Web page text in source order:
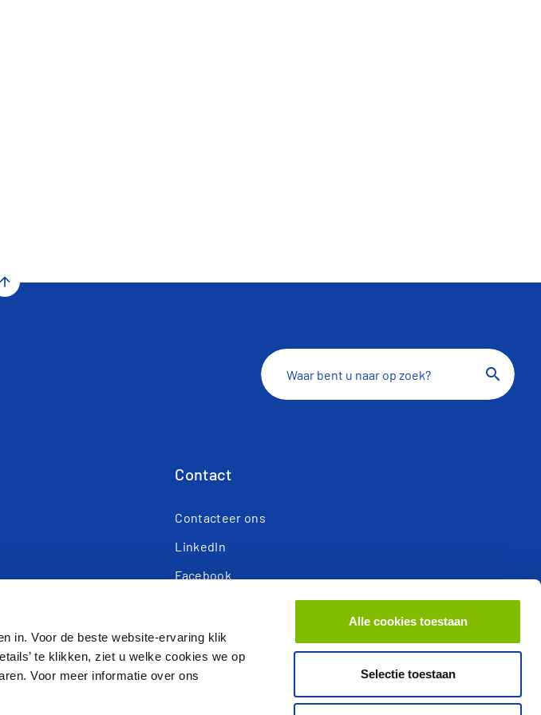
in. Voor de beste website-ervaring klik
te klikken, ziet u welke cookies we op
Voor meer informatie over ons
Alle cookies toestaan
Selectie toestaan
arrow_upward
search
Contact
Contacteer ons
LinkedIn
Facebook
Responsible Disclosure